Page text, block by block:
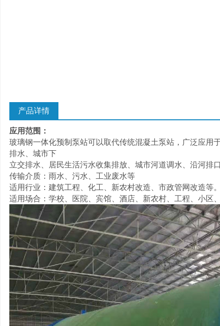
产品详情
应用范围：
玻璃钢一体化预制泵站可以取代传统混凝土泵站，广泛应用
排水、城市下
立交排水、居民生活污水收集排放、城市河道调水、沿河排
传输介质：雨水、污水、工业废水等
适用行业：建筑工程、化工、新农村改造、市政管网改造等
适用场合：学校、医院、宾馆、酒店、新农村、工程、小区